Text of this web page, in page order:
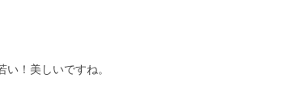
！美しいですね。